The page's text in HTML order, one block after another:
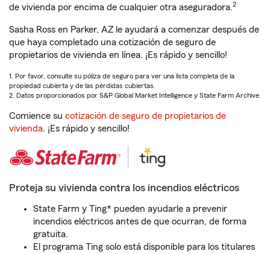
de vivienda por encima de cualquier otra aseguradora.2
Sasha Ross en Parker, AZ le ayudará a comenzar después de
que haya completado una cotización de seguro de
propietarios de vivienda en línea. ¡Es rápido y sencillo!
1. Por favor, consulte su póliza de seguro para ver una lista completa de la
propiedad cubierta y de las pérdidas cubiertas.
2. Datos proporcionados por S&P Global Market Intelligence y State Farm Archive.
Comience su cotización de seguro de propietarios de
vivienda. ¡Es rápido y sencillo!
Proteja su vivienda contra los incendios eléctricos
State Farm y Ting* pueden ayudarle a prevenir
incendios eléctricos antes de que ocurran, de forma
gratuita.
El programa Ting solo está disponible para los titulares